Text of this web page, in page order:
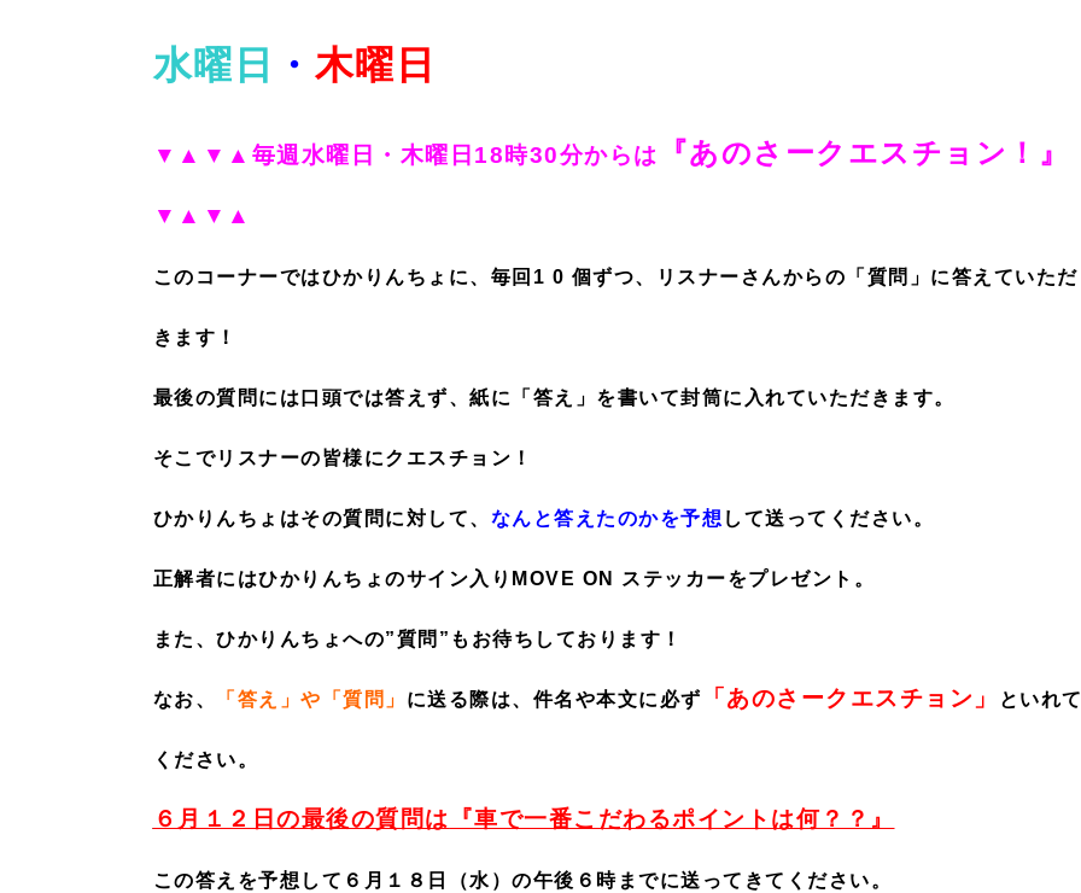
水曜日 ・ 木曜日
▼▲▼▲毎週水曜日・木曜日18時30分からは 『あのさークエスチョン！ 』
▼▲▼▲
このコーナーではひかりんちょに、毎回1 0 個ずつ、リスナーさんからの「質問」に答えていただ
きます！
最後の質問には口頭では答えず、紙に「答え」を書いて封筒に入れていただきます。
そこでリスナーの皆様にクエスチョン！
ひかりんちょはその質問に対して、 なんと答えたのかを予想 して送ってください。
正解者にはひかりんちょのサイン入りMOVE ON ステッカーをプレゼント。
また、ひかりんちょへの”質問”もお待ちしております！
なお、 「答え」や「質問」 に送る際は、件名や本文に必ず 「あのさークエスチョン」 といれて
ください。
６月１２日の最後の質問は 『車で一番こだわるポイントは何？？ 』
この答えを予想して６月１８日（水）の午後６時までに送ってきてください。